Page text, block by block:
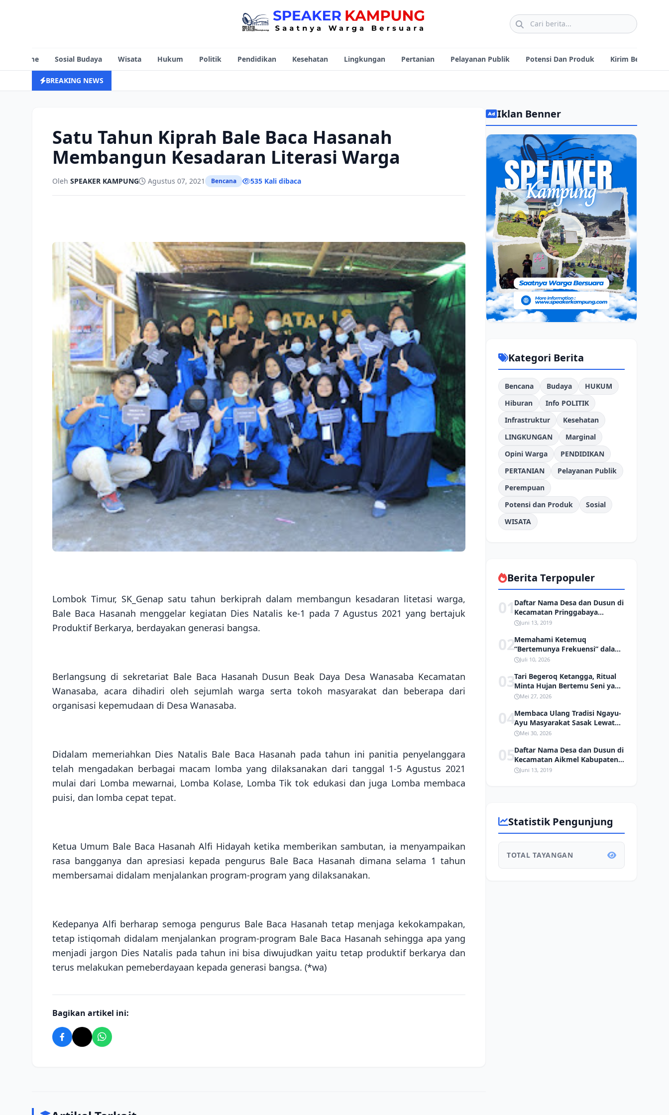
Home Sosial Budaya Wisata Hukum Politik Pendidikan Kesehatan Lingkungan Pertanian Pelayanan Publik Potensi Dan Produk Kirim Berita
BREAKING NEWS
Satu Tahun Kiprah Bale Baca Hasanah
Membangun Kesadaran Literasi Warga
Oleh SPEAKER KAMPUNG Agustus 07, 2021 Bencana 535 Kali dibaca
Lombok Timur, SK_Genap satu tahun berkiprah dalam membangun kesadaran litetasi warga,
Bale Baca Hasanah menggelar kegiatan Dies Natalis ke-1 pada 7 Agustus 2021 yang bertajuk
Produktif Berkarya, berdayakan generasi bangsa.
Berlangsung di sekretariat Bale Baca Hasanah Dusun Beak Daya Desa Wanasaba Kecamatan
Wanasaba, acara dihadiri oleh sejumlah warga serta tokoh masyarakat dan beberapa dari
organisasi kepemudaan di Desa Wanasaba.
Didalam memeriahkan Dies Natalis Bale Baca Hasanah pada tahun ini panitia penyelanggara
telah mengadakan berbagai macam lomba yang dilaksanakan dari tanggal 1-5 Agustus 2021
mulai dari Lomba mewarnai, Lomba Kolase, Lomba Tik tok edukasi dan juga Lomba membaca
puisi, dan lomba cepat tepat.
Ketua Umum Bale Baca Hasanah Alfi Hidayah ketika memberikan sambutan, ia menyampaikan
rasa bangganya dan apresiasi kepada pengurus Bale Baca Hasanah dimana selama 1 tahun
membersamai didalam menjalankan program-program yang dilaksanakan.
Kedepanya Alfi berharap semoga pengurus Bale Baca Hasanah tetap menjaga kekokampakan,
tetap istiqomah didalam menjalankan program-program Bale Baca Hasanah sehingga apa yang
menjadi jargon Dies Natalis pada tahun ini bisa diwujudkan yaitu tetap produktif berkarya dan
terus melakukan pemeberdayaan kepada generasi bangsa. (*wa)
Bagikan artikel ini:
Iklan Benner
Kategori Berita
Bencana Budaya
HUKUM
Hiburan
Info POLITIK
Infrastruktur
Kesehatan
LINGKUNGAN
Marginal
Opini Warga
PENDIDIKAN
PERTANIAN
Pelayanan Publik
Perempuan
Potensi dan Produk
Sosial
WISATA
Berita Terpopuler
01Daftar Nama Desa dan Dusun di
Kecamatan Pringgabaya
Kabupaten Lombok Timur
Juni 13, 2019
02Memahami Ketemuq
“Bertemunya Frekuensi” dalam
Tradisi Sasak
Juli 10, 2026
03Tari Begeroq Ketangga, Ritual
Minta Hujan Bertemu Seni yang
Hampir Punah
Mei 27, 2026
04Membaca Ulang Tradisi Ngayu-
Ayu Masyarakat Sasak Lewat
Kacamata Ekologi
Mei 30, 2026
05Daftar Nama Desa dan Dusun di
Kecamatan Aikmel Kabupaten
Lombok Timur
Juni 13, 2019
Statistik Pengunjung
TOTAL TAYANGAN